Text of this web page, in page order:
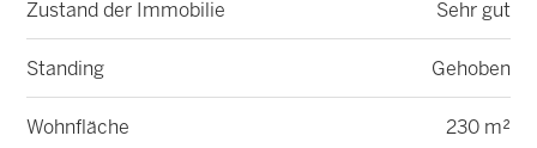
Zustand der Immobilie Sehr gut
Standing Gehoben
Wohnfläche 230 m²